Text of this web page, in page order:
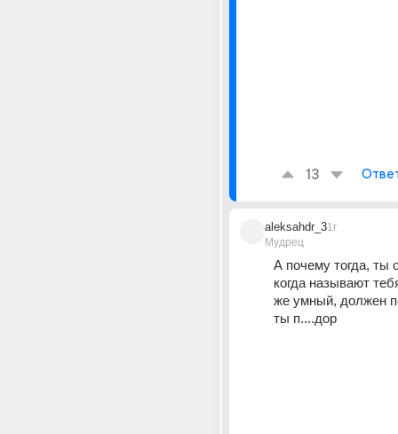
13
aleksahdr_3
Мудрец
1г
А почему тогда, ты
когда называют
же умный, должен
ты п....дор